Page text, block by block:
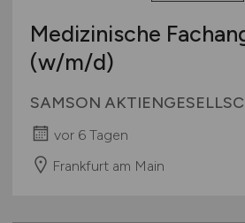
Medizinische
(w/m/d)
SAMSON
vor 6 Tagen
Frankfurt am Main